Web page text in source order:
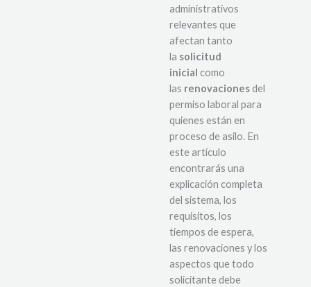
administrativos
relevantes que
afectan tanto
la solicitud
inicial como
las renovacionesdel
permiso laboral para
quienes están en
proceso de asilo. En
este artículo
encontrarás una
explicación completa
del sistema, los
requisitos, los
tiempos de espera,
las renovaciones y los
aspectos que todo
solicitante debe